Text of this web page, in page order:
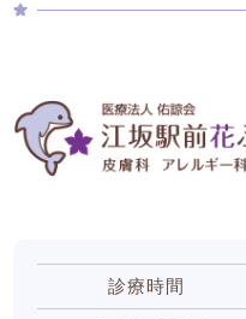
診療時間